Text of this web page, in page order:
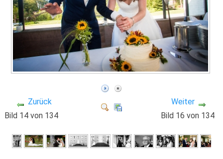
Zurück
Bild 14 von 134
Weiter
Bild 16 von 134